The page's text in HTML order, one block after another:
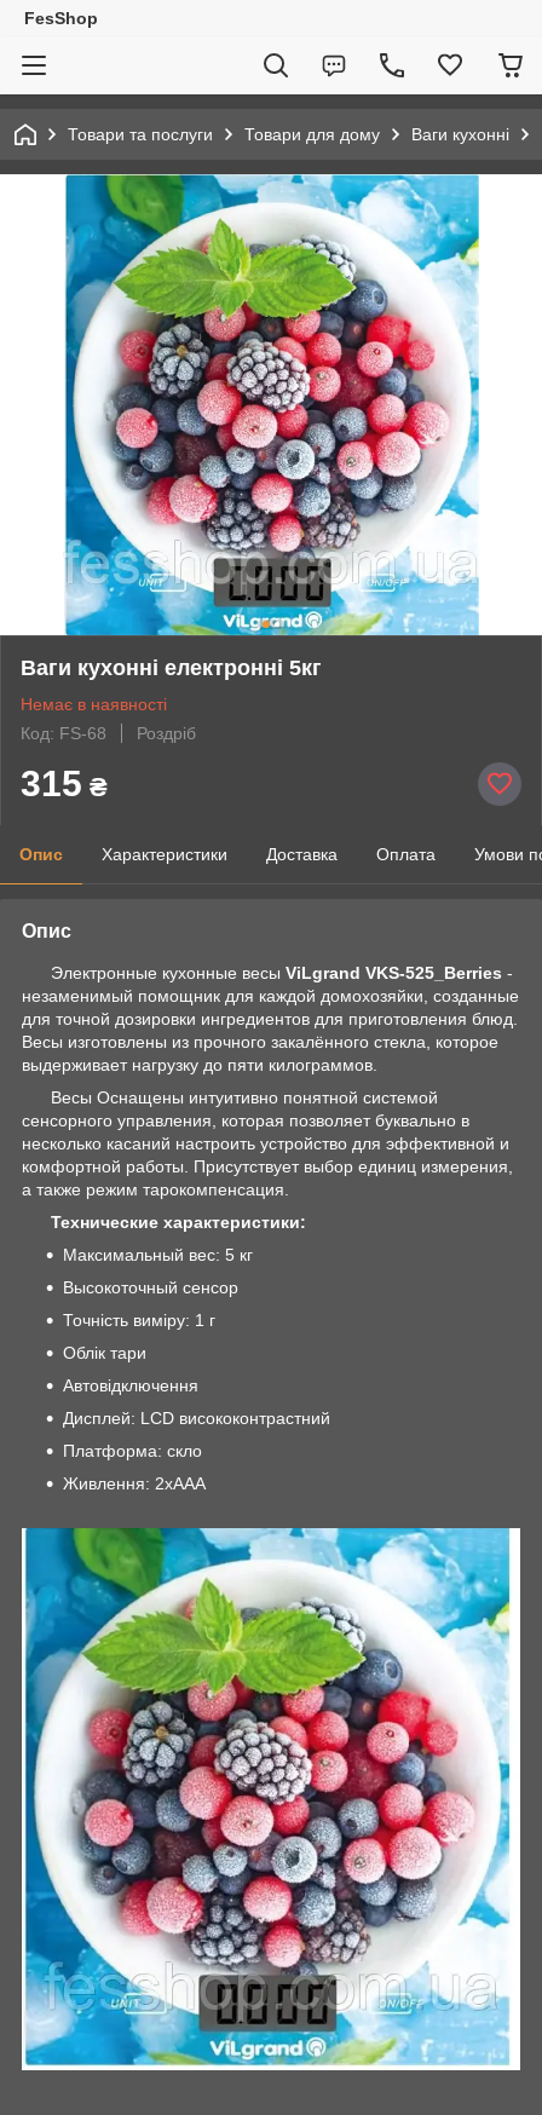
FesShop
Товари та послуги Товари для дому Ваги кухонні
Ваги кухонні електронні 5кг
Немає в наявності
Код: FS-68
Роздріб
315 ₴
Опис Характеристики Доставка Оплата Умови
Опис
Электронные кухонные весы ViLgrand VKS-525_Berries -
незаменимый помощник для каждой домохозяйки, созданные
для точной дозировки ингредиентов для приготовления блюд.
Весы изготовлены из прочного закалённого стекла, которое
выдерживает нагрузку до пяти килограммов.
Весы Оснащены интуитивно понятной системой
сенсорного управления, которая позволяет буквально в
несколько касаний настроить устройство для эффективной и
комфортной работы. Присутствует выбор единиц измерения,
а также режим тарокомпенсация.
Технические характеристики:
Максимальный вес: 5 кг
Высокоточный сенсор
Точність виміру: 1 г
Облік тари
Автовідключення
Дисплей: LCD висококонтрастний
Платформа: скло
Живлення: 2хААА